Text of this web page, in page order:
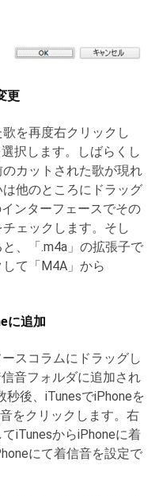
更
を再度右クリックし
択します。しばらくし
カットされた歌が現れ
他のところにドラッグ
ンターフェースでその
ェックします。そし
、「.m4a」の拡張子で
て「M4A」から
に追加
スコラムにドラッグし
音フォルダに追加され
秒後、iTunesでiPhoneを
をクリックします。右
iTunesからiPhoneに着
にて着信音を設定で